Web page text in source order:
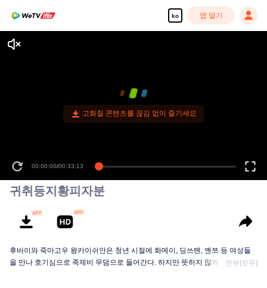
ko 앱 열기
고화질 콘텐츠를 끊김 없이 즐기세요
00:00:00/00:33:13
귀취등지황피자분
후바이와 죽마고우 왕카이쉬안은 청년 시절에 화메이, 딩쓰톈, 옌쯔 등 여성들
을 만나 호기심으로 족제비 무덤으로 들어간다. 하지만 뜻하지 않게 ‘염왕궁’백
전부[모두]